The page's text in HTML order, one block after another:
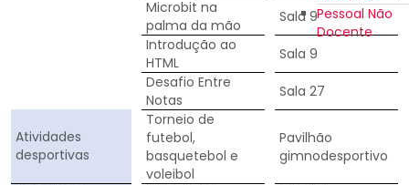
Pessoal Não
Docente
Microbit na
palma da mão
Sala 9
Introdução ao
HTML
Sala 9
Desafio Entre
Notas
Sala 27
Atividades
desportivas
Torneio de
futebol,
basquetebol e
voleibol
Pavilhão
gimnodesportivo